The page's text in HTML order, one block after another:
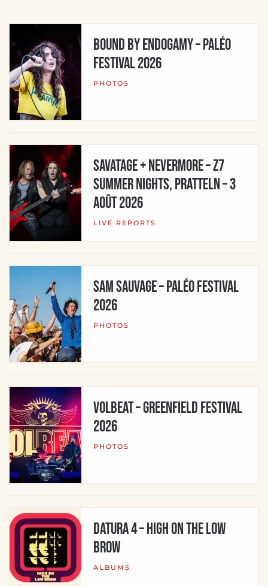
BOUND BY ENDOGAMY – Paléo
Festival 2026
PHOTOS
Savatage + Nevermore – Z7
Summer Nights, Pratteln – 3
août 2026
LIVE REPORTS
SAM SAUVAGE – Paléo Festival
2026
PHOTOS
Volbeat – Greenfield Festival
2026
PHOTOS
Datura 4 – High On The Low
Brow
ALBUMS